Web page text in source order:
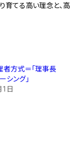
育てる高い理念と、高
者方式＝「理事長
シング」
1日